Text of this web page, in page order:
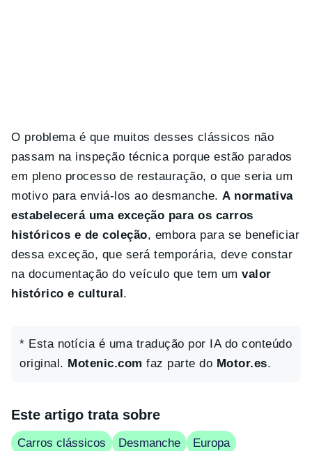
O problema é que muitos desses clássicos não
passam na inspeção técnica porque estão parados
em pleno processo de restauração, o que seria um
motivo para enviá-los ao desmanche.A normativa
estabelecerá uma exceção para os carros
históricos e de coleção, embora para se beneficiar
dessa exceção, que será temporária, deve constar
na documentação do veículo que tem umvalor
histórico e cultural .
* Esta notícia é uma tradução por IA do conteúdo
original. Motenic.com faz parte do Motor.es.
Este artigo trata sobre
Carros clássicos Desmanche
Europa